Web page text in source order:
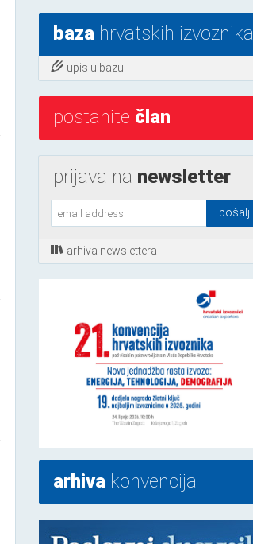
baza hrvatskih izvoznika
upis u bazu
postanite član
prijava na newsletter
arhiva newslettera
arhiva konvencija